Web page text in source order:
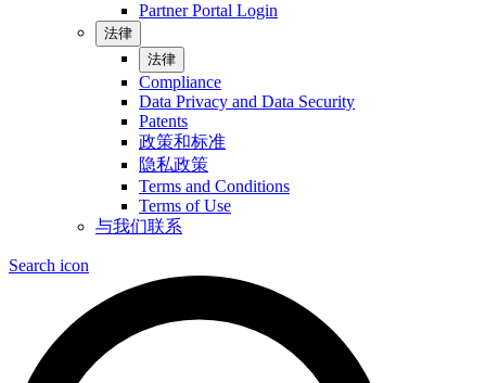
Partner Portal Login
法律
法律
Compliance
Data Privacy and Data Security
Patents
政策和标准
隐私政策
Terms and Conditions
Terms of Use
与我们联系
Search icon